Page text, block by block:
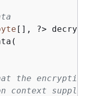
[], ?>
the
context